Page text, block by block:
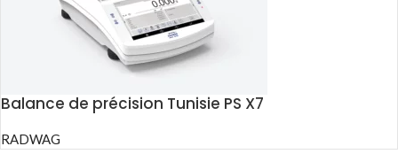
Balance de précision Tunisie PS X7
RADWAG